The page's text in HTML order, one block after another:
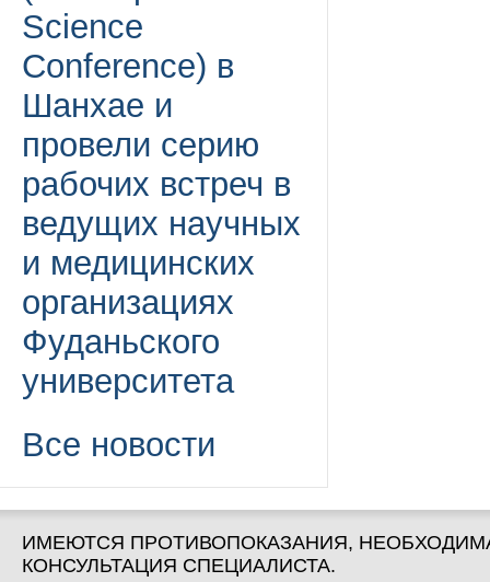
Science
Conference) в
Шанхае и
провели серию
рабочих встреч в
ведущих научных
и медицинских
организациях
Фуданьского
университета
Все новости
ИМЕЮТСЯ ПРОТИВОПОКАЗАНИЯ,
КОНСУЛЬТАЦИЯ СПЕЦИАЛИСТА.